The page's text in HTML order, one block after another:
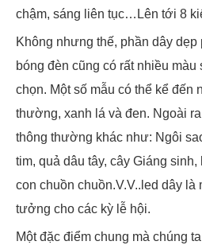
chậm, sáng liên tục…Lên tới 8
Không nhưng thế, phần dây
bóng đèn cũng có rất nhiều
chọn. Một số mẫu có thể kể đến
thường, xanh lá và đen. Ngoài
thông thường khác như: Ngôi
tim, quả dâu tây, cây Giáng
con chuồn chuồn.V.V..led dây là
tưởng cho các kỳ lễ hội.
Một đặc điểm chung mà chúng